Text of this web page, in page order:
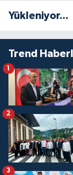
Yükleniyor...
Trend
1
2
3